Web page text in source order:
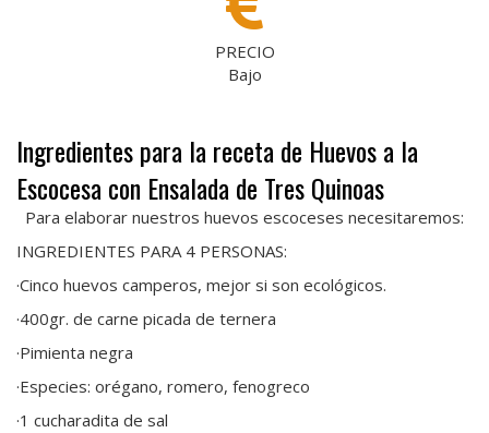
PRECIO
Bajo
Ingredientes para la receta de Huevos a la
Escocesa con Ensalada de Tres Quinoas
Para elaborar nuestros huevos escoceses necesitaremos:
INGREDIENTES PARA 4 PERSONAS:
·Cinco huevos camperos, mejor si son ecológicos.
·400gr. de carne picada de ternera
·Pimienta negra
·Especies: orégano, romero, fenogreco
·1 cucharadita de sal